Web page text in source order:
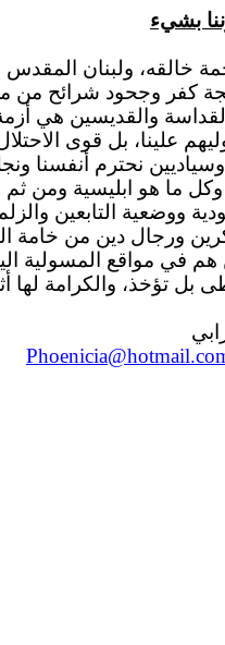
بشيء
خالقه، ولبنان
كفر وجحود شرائح
والقديسين هي أزمة
علينا، بل قوى
وسياديين نحترم أنفسنا
ما هو ابليسية ومن ثم
ووضعية التابعين
ورجال دين من خامة
في مواقع المسولية
بل تؤخذ، والكرامة